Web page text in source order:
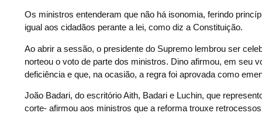
Os ministros entenderam que não há isonomia, ferindo
igual aos cidadãos perante a lei, como diz a Constituição.
Ao abrir a sessão, o presidente do Supremo lembrou ser
norteou o voto de parte dos ministros. Dino afirmou, em seu
deficiência e que, na ocasião, a regra foi aprovada como
João Badari, do escritório Aith, Badari e Luchin, que
corte- afirmou aos ministros que a reforma trouxe